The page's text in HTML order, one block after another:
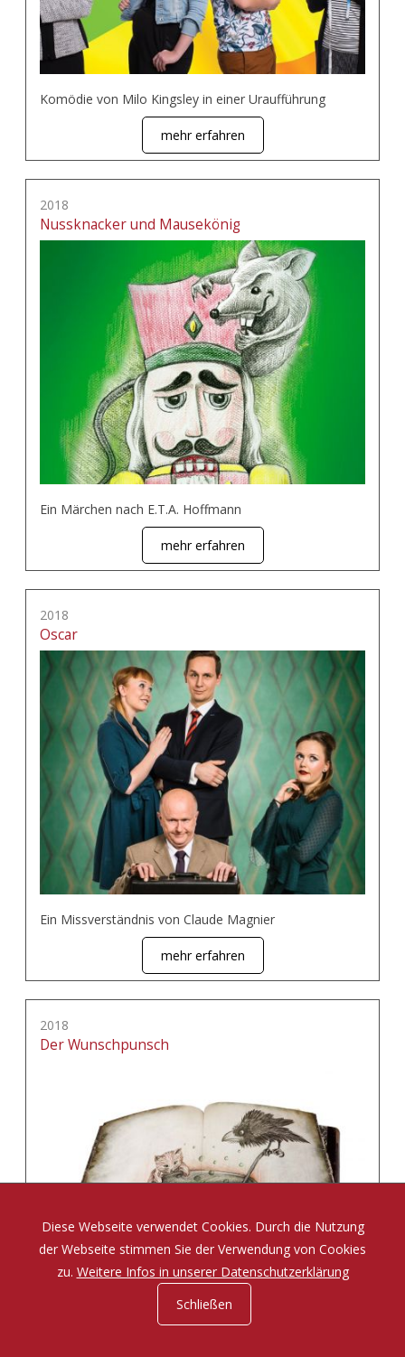
Komödie von Milo Kingsley in einer Uraufführung
mehr erfahren
2018
Nussknacker und Mausekönig
Ein Märchen nach E.T.A. Hoffmann
mehr erfahren
2018
Oscar
Ein Missverständnis von Claude Magnier
mehr erfahren
2018
Der Wunschpunsch
Eine Zauberposse von Michael Ende
Diese Webseite verwendet Cookies. Durch die Nutzung
der Webseite stimmen Sie der Verwendung von Cookies
zu. Weitere Infos in unserer Datenschutzerklärung
Schließen